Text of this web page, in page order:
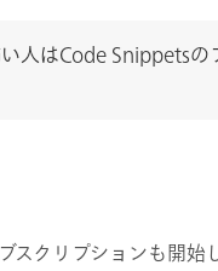
人はCode Snippetsの
スクリプションも開始